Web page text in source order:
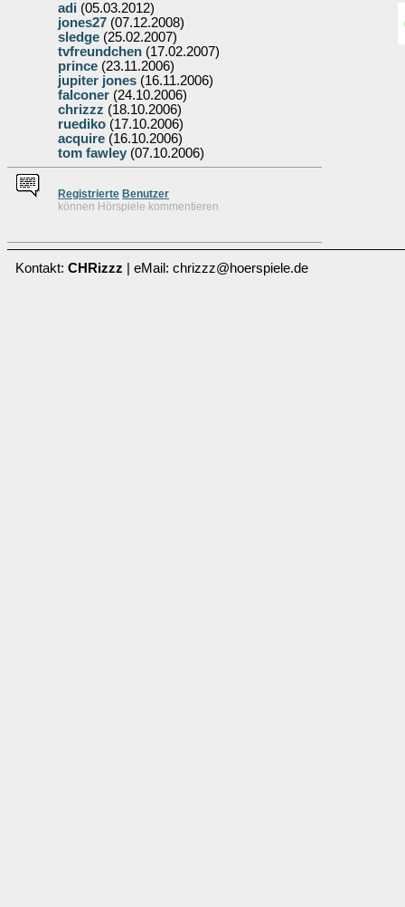
adi (05.03.2012)
jones27 (07.12.2008)
sledge (25.02.2007)
tvfreundchen (17.02.2007)
prince (23.11.2006)
jupiter jones (16.11.2006)
falconer (24.10.2006)
chrizzz (18.10.2006)
ruediko (17.10.2006)
acquire (16.10.2006)
tom fawley (07.10.2006)
Registrierte Benutzer
können Hörspiele kommentieren
Kontakt: CHRizzz | eMail: chrizzz@hoerspiele.de